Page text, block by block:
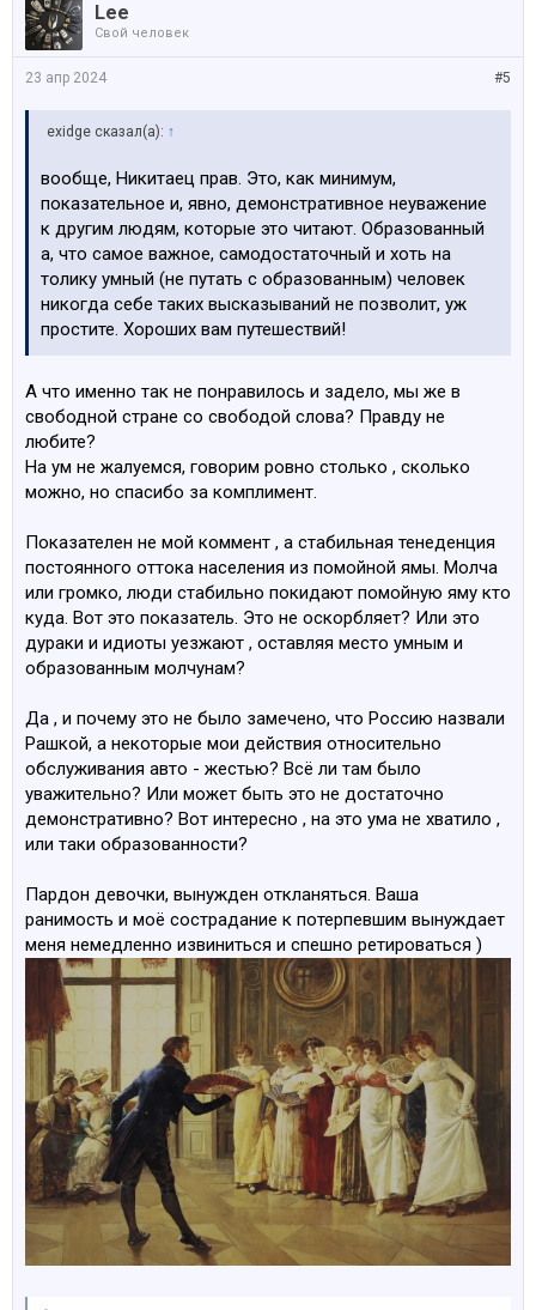
Lee
Свой человек
#5
23 апр 2024
exidge сказал(а): ↑
вообще, Никитаец прав. Это, как минимум,
показательное и, явно, демонстративное неуважение
к другим людям, которые это читают. Образованный
а, что самое важное, самодостаточный и хоть на
толику умный (не путать с образованным) человек
никогда себе таких высказываний не позволит, уж
простите. Хороших вам путешествий!
А что именно так не понравилось и задело, мы же в
свободной стране со свободой слова? Правду не
любите?
На ум не жалуемся, говорим ровно столько , сколько
можно, но спасибо за комплимент.
Показателен не мой коммент , а стабильная тенеденция
постоянного оттока населения из помойной ямы. Молча
или громко, люди стабильно покидают помойную яму кто
куда. Вот это показатель. Это не оскорбляет? Или это
дураки и идиоты уезжают , оставляя место умным и
образованным молчунам?
Да , и почему это не было замечено, что Россию назвали
Рашкой, а некоторые мои действия относительно
обслуживания авто - жестью? Всё ли там было
уважительно? Или может быть это не достаточно
демонстративно? Вот интересно , на это ума не хватило ,
или таки образованности?
Пардон девочки, вынужден откланяться. Ваша
ранимость и моё сострадание к потерпевшим вынуждает
меня немедленно извиниться и спешно ретироваться )